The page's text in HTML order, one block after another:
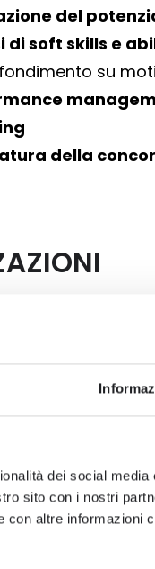
dei social media
sito con i nostri
con altre informazioni
del
di soft skills e
su
della
junior e senior
e di data
& PHARMA
qualificati del
l'ambito